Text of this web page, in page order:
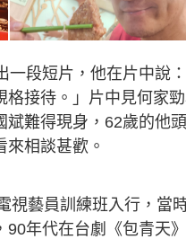
一段短片，他在片中說
接待。」片中見何家
難得現身，62歲的他
相談甚歡。
視藝員訓練班入行，當
90年代在台劇《包青天